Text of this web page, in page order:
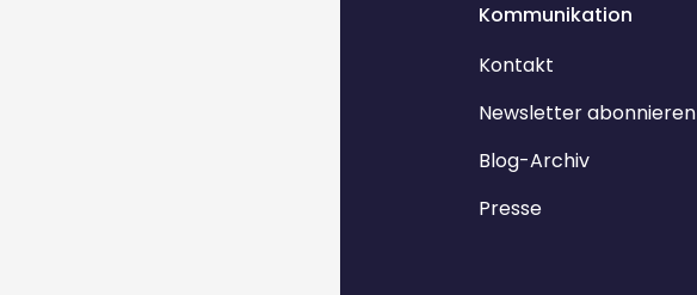
Kommunikation
Kontakt
Newsletter abonnieren
Blog-Archiv
Presse